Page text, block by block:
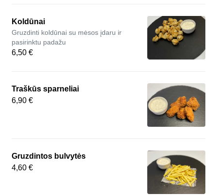
Koldūnai
Gruzdinti koldūnai su mėsos įdaru ir
pasirinktu padažu
6,50 €
Traškūs sparneliai
6,90 €
Gruzdintos bulvytės
4,60 €